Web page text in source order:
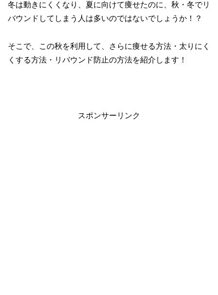
冬は動きにくくなり、夏に向けて痩せたのに、秋・冬でリ
バウンドしてしまう人は多いのではないでしょうか！？
そこで、この秋を利用して、さらに痩せる方法・太りにく
くする方法・リバウンド防止の方法を紹介します！
スポンサーリンク